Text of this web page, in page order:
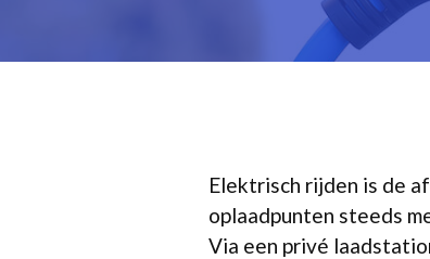
Elektrisch rijden is de
oplaadpunten steeds
Via een privé